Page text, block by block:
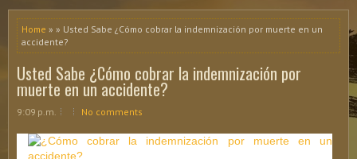
Home » » Usted Sabe ¿Cómo cobrar la indemnización por muerte en un
accidente?
Usted Sabe ¿Cómo cobrar la indemnización por
muerte en un accidente?
9:09 p.m. No comments